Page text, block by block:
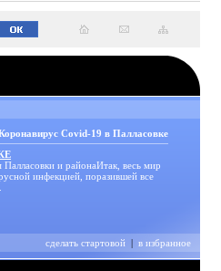
Covid-19 в Палласовке
и районаИтак, весь мир
инфекцией, поразившей все
сделать стартовой | в избранное